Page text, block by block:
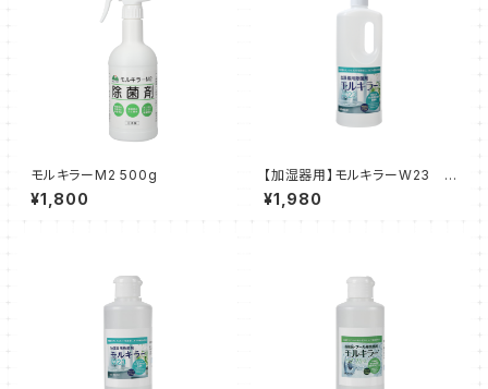
モルキラーM2 500g
¥1,800
【加湿器用】モルキラーW23 1
000ml
¥1,980